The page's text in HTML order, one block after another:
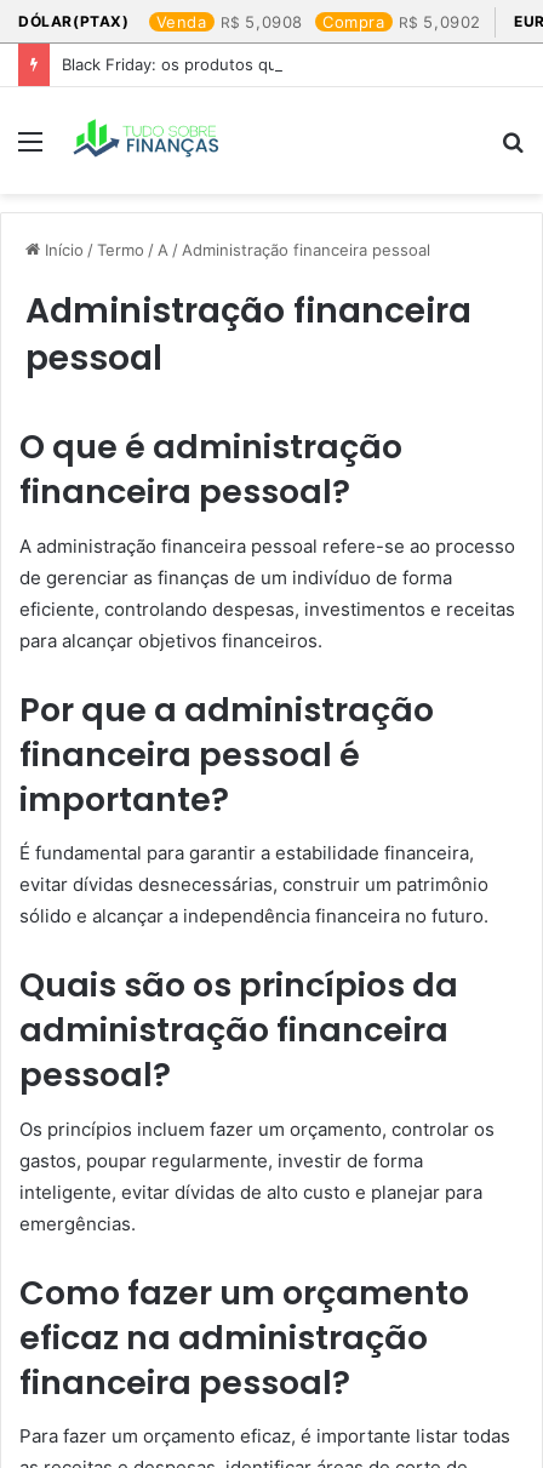
DÓLAR(PTAX) Venda 5,0908 Compra 5,0902
Black Friday: os produtos que mais valem a pena
Menu
Início /Termo / A / Administração financeira pessoal
Administração financeira
pessoal
O que é administração
financeira pessoal?
A administração financeira pessoal refere-se ao processo
de gerenciar as finanças de um indivíduo de forma
eficiente, controlando despesas, investimentos e receitas
para alcançar objetivos financeiros.
Por que a administração
financeira pessoal é
importante?
É fundamental para garantir a estabilidade financeira,
evitar dívidas desnecessárias, construir um patrimônio
sólido e alcançar a independência financeira no futuro.
Quais são os princípios da
administração financeira
pessoal?
Os princípios incluem fazer um orçamento, controlar os
gastos, poupar regularmente, investir de forma
inteligente, evitar dívidas de alto custo e planejar para
emergências.
Como fazer um orçamento
eficaz na administração
financeira pessoal?
Para fazer um orçamento eficaz, é importante listar todas